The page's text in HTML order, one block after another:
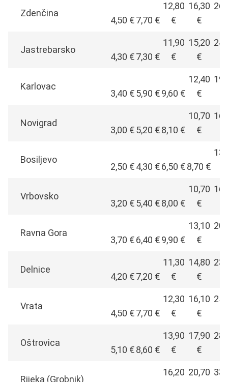
Zdenčina
4,50 €7,70 €
12,80
€
16,30
€
Jastrebarsko
4,30 €7,30 €
11,90
€
15,20
€
Karlovac
3,40 €5,90 €9,60 €
12,40
€
Novigrad
3,00 €5,20 €8,10 €
10,70
€
Bosiljevo
2,50 €4,30 €6,50 €8,70 €
Vrbovsko
3,20 €5,40 €8,00 €
10,70
€
Ravna Gora
3,70 €6,40 €9,90 €
13,10
€
Delnice
4,20 €7,20 €
11,30
€
14,80
€
Vrata
4,50 €7,70 €
12,30
€
16,10
€
Oštrovica
5,10 €8,60 €
13,90
€
17,90
€
Rijeka (Grobnik)
16,20 20,70